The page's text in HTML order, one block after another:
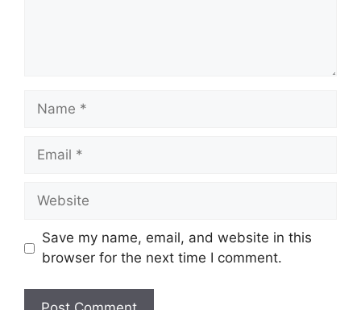
Name
Email
Website
Save my name, email, and website in this
browser for the next time I comment.